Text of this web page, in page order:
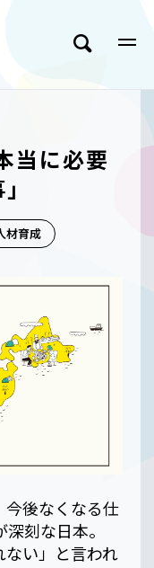
当に必要
材育成
今後なくなる仕
刻な日本。
ない」と言われ